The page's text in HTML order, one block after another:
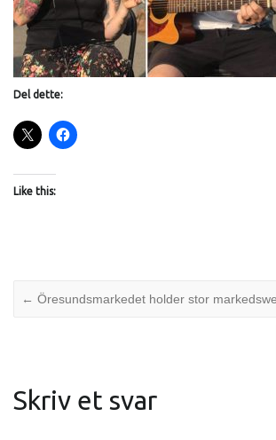
Del dette:
Like this:
← Öresundsmarkedet holder stor
Skriv et svar